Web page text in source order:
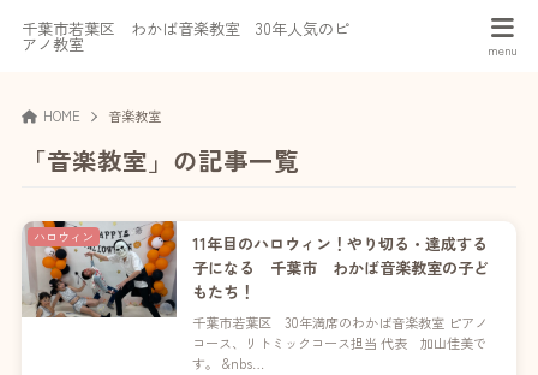
千葉市若葉区 わかば音楽教室 30年人気のピ
アノ教室
HOME 音楽教室
「音楽教室」の記事一覧
11年目のハロウィン！やり切る・達成する
子になる 千葉市 わかば音楽教室の子ど
もたち！
千葉市若葉区 30年満席のわかば音楽教室 ピアノ
コース、リトミックコース担当 代表 加山佳美で
す。 &nbs…
ハロウィン